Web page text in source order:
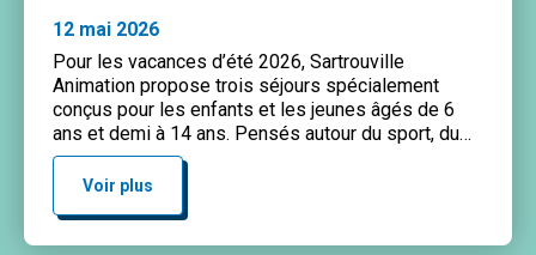
12 mai 2026
Pour les vacances d’été 2026, Sartrouville
Animation propose trois séjours spécialement
conçus pour les enfants et les jeunes âgés de 6
ans et demi à 14 ans. Pensés autour du sport, du
dynamisme et de la vie collective, ces séjours
offriront aux participants l’occasion de vivre une
Voir plus